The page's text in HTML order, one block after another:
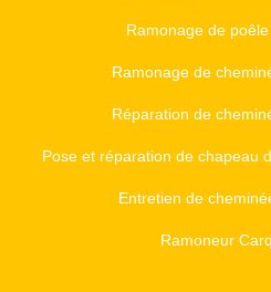
Ramonage de
Ramonage de
Réparation de
Pose et réparation de chapeau
Entretien de
Ramoneur